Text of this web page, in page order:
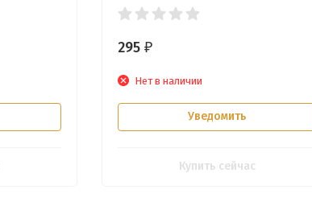
295₽
Нет в наличии
Уведомить
Купить сейчас